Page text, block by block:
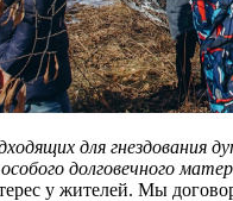
для
долговечного
у жителей. Мы